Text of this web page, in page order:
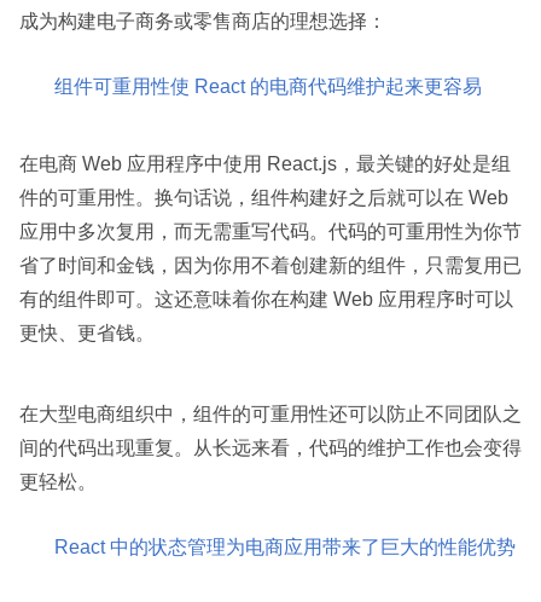
成为构建电子商务或零售商店的理想选择：
组件可重用性使 React 的电商代码维护起来更容易
在电商 Web 应用程序中使用 React.js，最关键的好处是组
件的可重用性。换句话说，组件构建好之后就可以在 Web
应用中多次复用，而无需重写代码。代码的可重用性为你节
省了时间和金钱，因为你用不着创建新的组件，只需复用已
有的组件即可。这还意味着你在构建 Web 应用程序时可以
更快、更省钱。
在大型电商组织中，组件的可重用性还可以防止不同团队之
间的代码出现重复。从长远来看，代码的维护工作也会变得
更轻松。
React 中的状态管理为电商应用带来了巨大的性能优势